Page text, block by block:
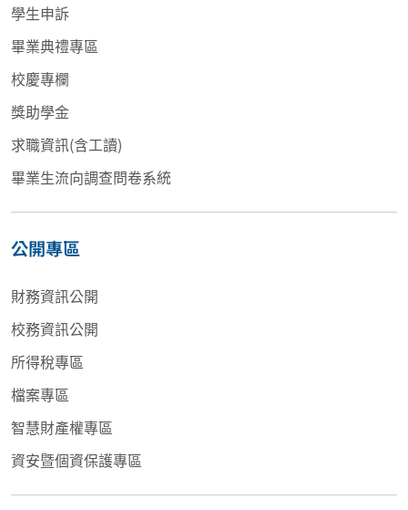
學生申訴
畢業典禮專區
校慶專欄
獎助學金
求職資訊(含工讀)
畢業生流向調查問卷系統
公開專區
財務資訊公開
校務資訊公開
所得稅專區
檔案專區
智慧財產權專區
資安暨個資保護專區